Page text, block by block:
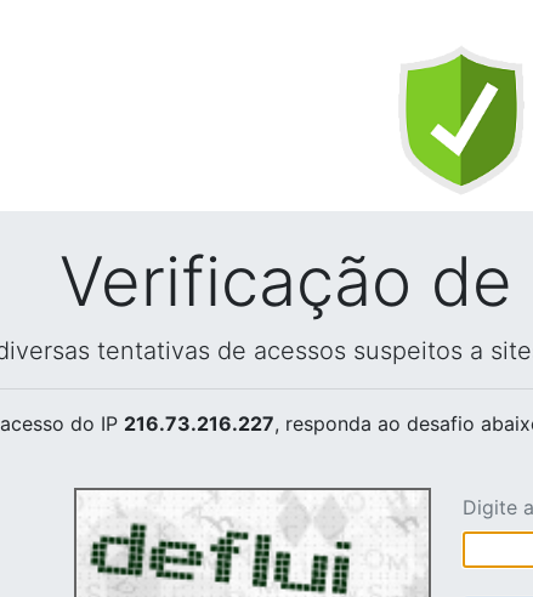
Verificação de
tentativas de acessos suspeitos a
do IP 216.73.216.227, responda ao desafio
Digite